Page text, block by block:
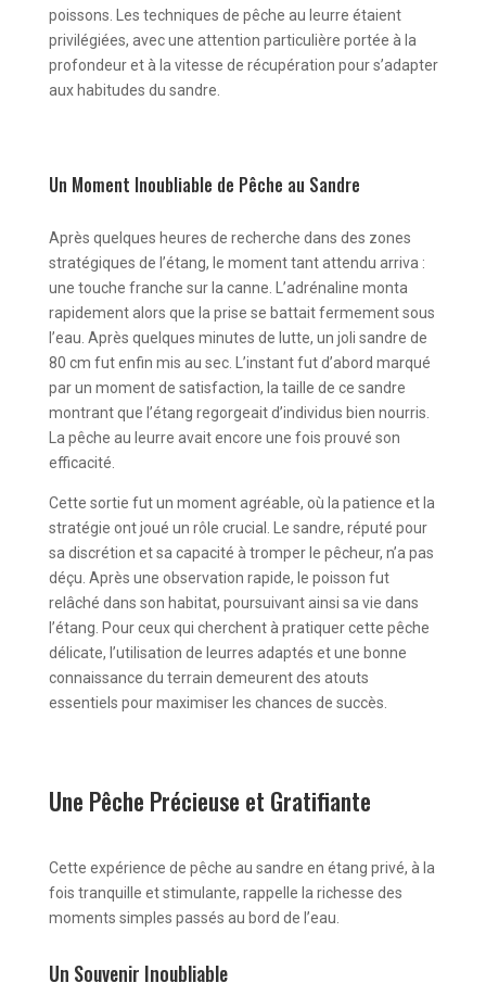
poissons. Les techniques de pêche au leurre étaient
privilégiées, avec une attention particulière portée à la
profondeur et à la vitesse de récupération pour s’adapter
aux habitudes du sandre.
Un Moment Inoubliable de Pêche au Sandre
Après quelques heures de recherche dans des zones
stratégiques de l’étang, le moment tant attendu arriva :
une touche franche sur la canne. L’adrénaline monta
rapidement alors que la prise se battait fermement sous
l’eau. Après quelques minutes de lutte, un joli sandre de
80 cm fut enfin mis au sec. L’instant fut d’abord marqué
par un moment de satisfaction, la taille de ce sandre
montrant que l’étang regorgeait d’individus bien nourris.
La pêche au leurre avait encore une fois prouvé son
efficacité.
Cette sortie fut un moment agréable, où la patience et la
stratégie ont joué un rôle crucial. Le sandre, réputé pour
sa discrétion et sa capacité à tromper le pêcheur, n’a pas
déçu. Après une observation rapide, le poisson fut
relâché dans son habitat, poursuivant ainsi sa vie dans
l’étang. Pour ceux qui cherchent à pratiquer cette pêche
délicate, l’utilisation de leurres adaptés et une bonne
connaissance du terrain demeurent des atouts
essentiels pour maximiser les chances de succès.
Une Pêche Précieuse et Gratifiante
Cette expérience de pêche au sandre en étang privé, à la
fois tranquille et stimulante, rappelle la richesse des
moments simples passés au bord de l’eau.
Un Souvenir Inoubliable